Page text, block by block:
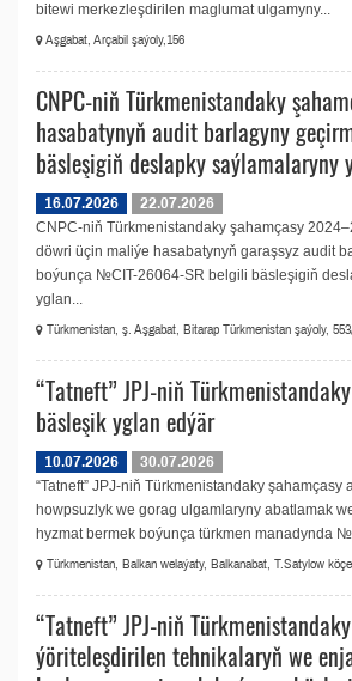
bitewi merkezleşdirilen maglumat ulgamyny...
Aşgabat, Arçabil şaýoly,156
CNPC-niň Türkmenistandaky
hasabatynyň audit barlagyny
bäsleşigiň deslapky saýlamalaryny
16.07.2026
22.07.2026
CNPC-niň Türkmenistandaky şahamçasy
döwri üçin maliýe hasabatynyň garaşsyz audit
boýunça №CIT-26064-SR belgili bäsleşigiň
yglan...
Türkmenistan, ş. Aşgabat, Bitarap Türkmenistan şaýoly,
“Tatneft” JPJ-niň
bäsleşik yglan edýär
10.07.2026
30.07.2026
“Tatneft” JPJ-niň Türkmenistandaky şahamçasy
howpsuzlyk we gorag ulgamlaryny abatlamak
hyzmat bermek boýunça türkmen manadynda
Türkmenistan, Balkan welaýaty, Balkanabat, T.Satylow
“Tatneft” JPJ-niň Türkmenistandaky
ýöriteleşdirilen tehnikalaryň we